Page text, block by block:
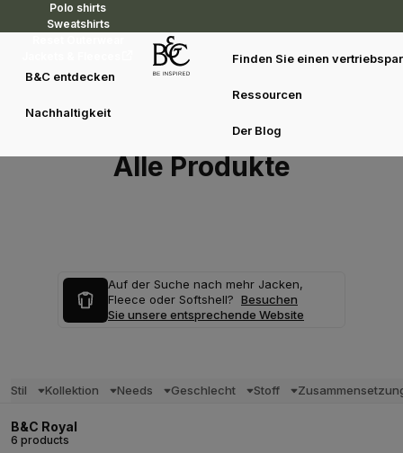
Polo shirts
Sweatshirts
B&C entdecken
Nachhaltigkeit
Finden Sie einen
Ressourcen
Der Blog
Alle Produkte
Auf der Suche nach mehr Jacken,
Fleece oder Softshell? Besuchen
Sie unsere entsprechende Website
Stil Kollektion Needs Geschlecht Stoff
B&C Royal
6 products